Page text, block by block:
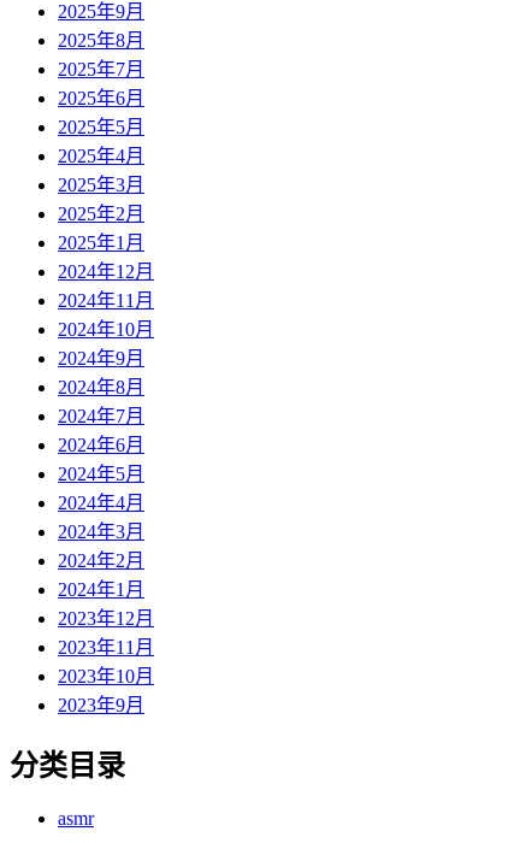
2025年9月
2025年8月
2025年7月
2025年6月
2025年5月
2025年4月
2025年3月
2025年2月
2025年1月
2024年12月
2024年11月
2024年10月
2024年9月
2024年8月
2024年7月
2024年6月
2024年5月
2024年4月
2024年3月
2024年2月
2024年1月
2023年12月
2023年11月
2023年10月
2023年9月
分类目录
asmr